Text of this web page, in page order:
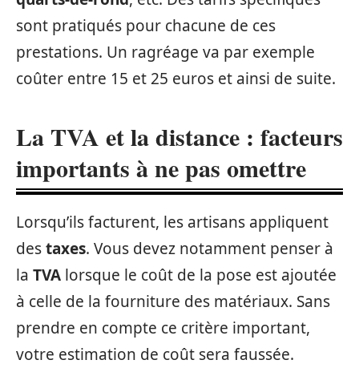
sont pratiqués pour chacune de ces
prestations. Un ragréage va par exemple
coûter entre 15 et 25 euros et ainsi de suite.
La TVA et la distance : facteurs
importants à ne pas omettre
Lorsqu’ils facturent, les artisans appliquent
destaxes. Vous devez notamment penser à
la TVA lorsque le coût de la pose est ajoutée
à celle de la fourniture des matériaux. Sans
prendre en compte ce critère important,
votre estimation de coût sera faussée.